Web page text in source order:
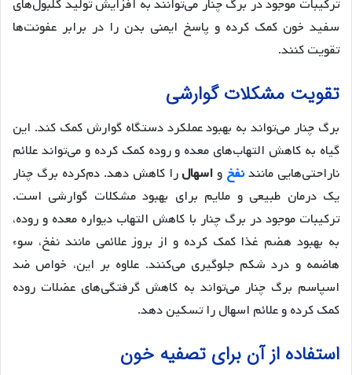
ترکیبات موجود در برگ چنار می‌توانند به افزایش تولید گلبول‌های
سفید خون کمک کرده و پاسخ ایمنی بدن را در برابر عفونت‌ها
تقویت کنند.
تقویت مشکلات گوارشی
برگ چنار می‌تواند به بهبود عملکرد دستگاه گوارش کمک کند. این
گیاه به کاهش التهاب‌های معده و روده کمک کرده و می‌تواند علائم
ناراحتی‌هایی مانندنفخ واسهالرا کاهش دهد. دم‌کرده برگ چنار
یک درمان طبیعی و ملایم برای بهبود مشکلات گوارشی است.
ترکیبات موجود در برگ چنار با کاهش التهاب دیواره معده و روده،
به بهبود هضم غذا کمک کرده و از بروز علائمی مانند نفخ، سوء
هاضمه و درد شکم جلوگیری می‌کنند. علاوه بر این، خواص ضد
اسپاسم برگ چنار می‌تواند به کاهش گرفتگی‌های عضلات روده
کمک کرده و علائم اسهال را تسکین دهد.
استفاده از آن برای تصفیه خون